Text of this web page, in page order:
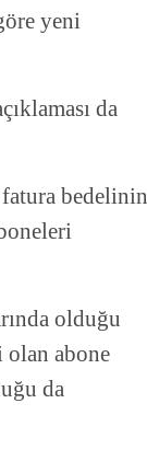
yeni
da
bedelinin
olduğu
olan abone
da